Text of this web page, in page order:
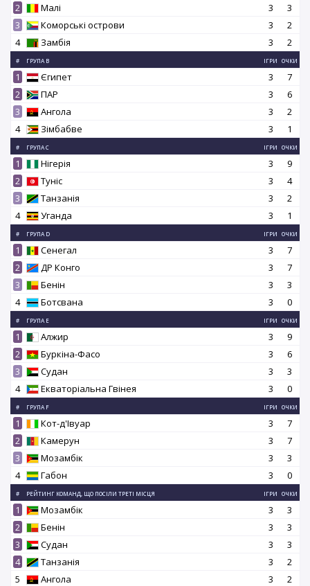
2
Малі 3
3
3
Коморські острови 3
2
4
Замбія 3 2
# ГРУПА B ІГРИ ОЧКИ
1 Єгипет 3
7
2
ПАР 3
6
3
Ангола 3
2
4
Зімбабве 3 1
# ГРУПА C ІГРИ ОЧКИ
1 Нігерія 3
9
2
Туніс 3
4
3
Танзанія 3
2
4
Уганда 3 1
# ГРУПА D ІГРИ ОЧКИ
1 Сенегал 3
7
2
ДР Конго 3
7
3
Бенін 3
3
4
Ботсвана 3 0
# ГРУПА E ІГРИ ОЧКИ
1 Алжир 3
9
2
Буркіна-Фасо 3
6
3
Судан 3
3
4
Екваторіальна Гвінея 3 0
# ГРУПА F ІГРИ ОЧКИ
1 Кот-д'Івуар 3
7
2
Камерун 3
7
3
Мозамбік 3
3
4
Габон 3 0
# РЕЙТИНГ КОМАНД, ЩО ПОСІЛИ ТРЕТІ МІСЦЯ ІГРИ ОЧКИ
1 Мозамбік 3
3
2
Бенін 3
3
3
Судан 3
3
4
Танзанія 3
2
5
Ангола 3 2